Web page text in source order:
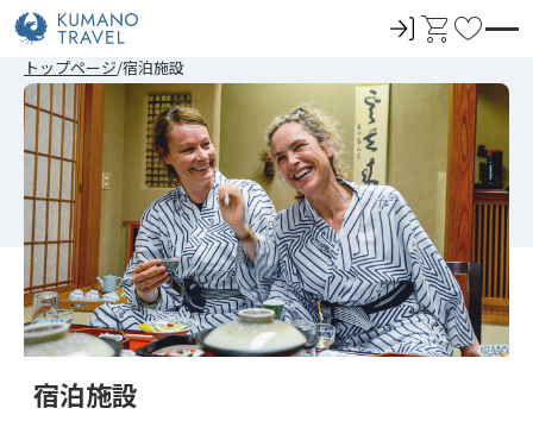
ロ
イ
ン
カ
ト
お
に
入
り
トップページ 宿泊施設
宿泊施設